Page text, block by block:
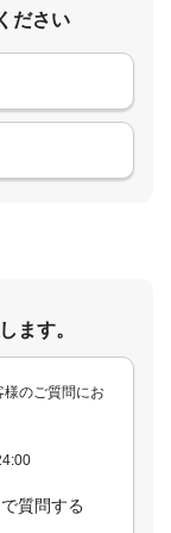
ださい
ます。
のご質問にお
質問する